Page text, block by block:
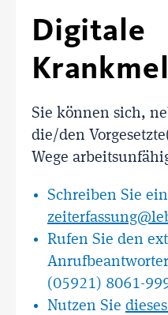
Digitale
Sie können sich,
die/den
Wege
Schreiben Sie
Rufen Sie den
(05921) 8061-
Nutzen Sie